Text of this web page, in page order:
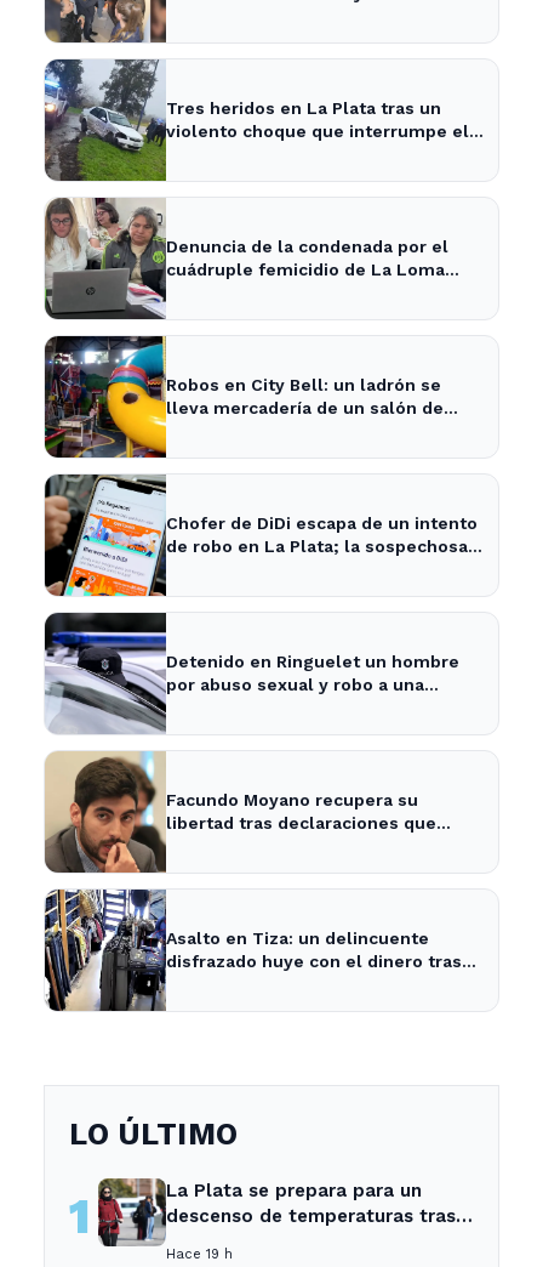
Tres heridos en La Plata tras un
violento choque que interrumpe el
Denuncia de la condenada por el
cuádruple femicidio de La Loma
Robos en City Bell: un ladrón se
lleva mercadería de un salón de
Chofer de DiDi escapa de un intento
de robo en La Plata; la sospechosa
Detenido en Ringuelet un hombre
por abuso sexual y robo a una
Facundo Moyano recupera su
libertad tras declaraciones que
Asalto en Tiza: un delincuente
disfrazado huye con el dinero tras
LO ÚLTIMO
1
La Plata se prepara para un
descenso de temperaturas tras
Hace 19 h